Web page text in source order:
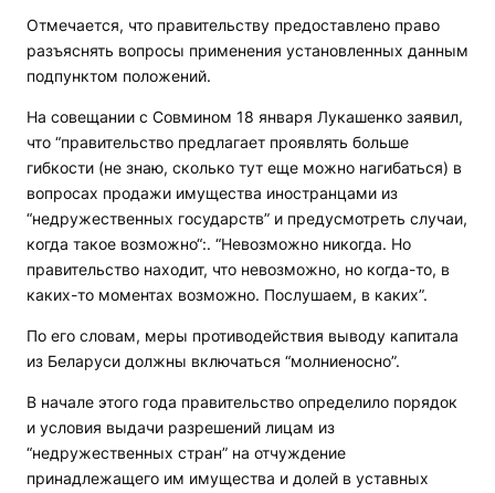
Отмечается, что правительству предоставлено право
разъяснять вопросы применения установленных данным
подпунктом положений.
На совещании с Совмином 18 января Лукашенко заявил,
что “правительство предлагает проявлять больше
гибкости (не знаю, сколько тут еще можно нагибаться) в
вопросах продажи имущества иностранцами из
“недружественных государств” и предусмотреть случаи,
когда такое возможно“:. “Невозможно никогда. Но
правительство находит, что невозможно, но когда-то, в
каких-то моментах возможно. Послушаем, в каких”.
По его словам, меры противодействия выводу капитала
из Беларуси должны включаться “молниеносно”.
В начале этого года правительство определило порядок
и условия выдачи разрешений лицам из
“недружественных стран” на отчуждение
принадлежащего им имущества и долей в уставных